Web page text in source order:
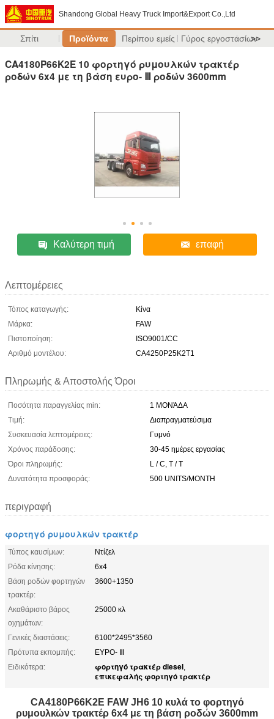
Shandong Global Heavy Truck Import&Export Co.,Ltd
Σπίτι Προϊόντα Περίπου εμείς Γύρος εργοστασίων
>>
CA4180P66K2E 10 φορτηγό ρυμουλκών τρακτέρ
ροδών 6x4 με τη βάση ευρο- Ⅲ ροδών 3600mm
Καλύτερη τιμή επαφή
Λεπτομέρειες
Τόπος καταγωγής:
Κίνα
Μάρκα:
FAW
Πιστοποίηση:
ISO9001/CC
Αριθμό μοντέλου:
CA4250P25K2T1
Πληρωμής & Αποστολής Όροι
Ποσότητα παραγγελίας min:
1 ΜΟΝΆΔΑ
Τιμή:
Διαπραγματεύσιμα
Συσκευασία λεπτομέρειες:
Γυμνό
Χρόνος παράδοσης:
30-45 ημέρες εργασίας
Όροι πληρωμής:
L / C, T / T
Δυνατότητα προσφοράς:
500 UNITS/MONTH
περιγραφή
φορτηγό ρυμουλκών τρακτέρ
Τύπος καυσίμων:
Ντίζελ
Ρόδα κίνησης:
6x4
Βάση ροδών φορτηγών
τρακτέρ:
3600+1350
Ακαθάριστο βάρος
οχημάτων:
25000 κλ
Γενικές διαστάσεις:
6100*2495*3560
Πρότυπα εκπομπής:
ΕΥΡΟ- Ⅲ
Ειδικότερα:
φορτηγό τρακτέρ diesel,
επικεφαλής φορτηγό τρακτέρ
CA4180P66K2E FAW JH6 10 κυλά το φορτηγό
ρυμουλκών τρακτέρ 6x4 με τη βάση ροδών 3600mm